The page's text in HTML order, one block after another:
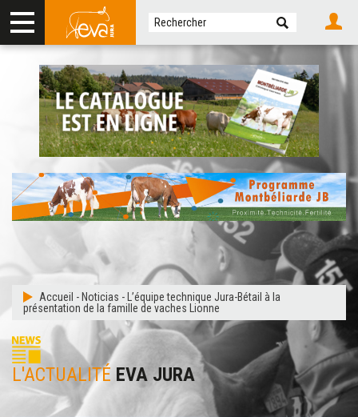
Accueil - Noticias - L’équipe technique Jura-Bétail à la
présentation de la famille de vaches Lionne
L'ACTUALITÉ EVA JURA